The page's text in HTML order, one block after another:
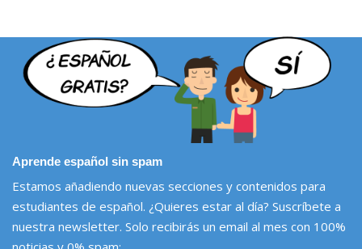
Aprende español sin spam
Estamos añadiendo nuevas secciones y contenidos para
estudiantes de español. ¿Quieres estar al día? Suscríbete a
nuestra newsletter. Solo recibirás un email al mes con 100%